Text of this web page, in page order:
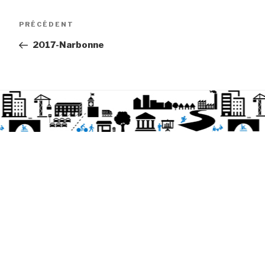
l’article
Article
PRÉCÉDENT
2017-Narbonne